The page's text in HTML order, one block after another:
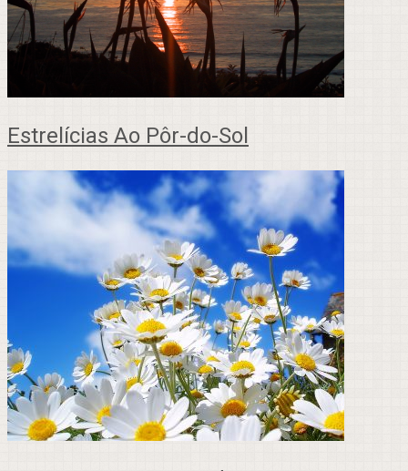
Estrelícias Ao Pôr-do-Sol